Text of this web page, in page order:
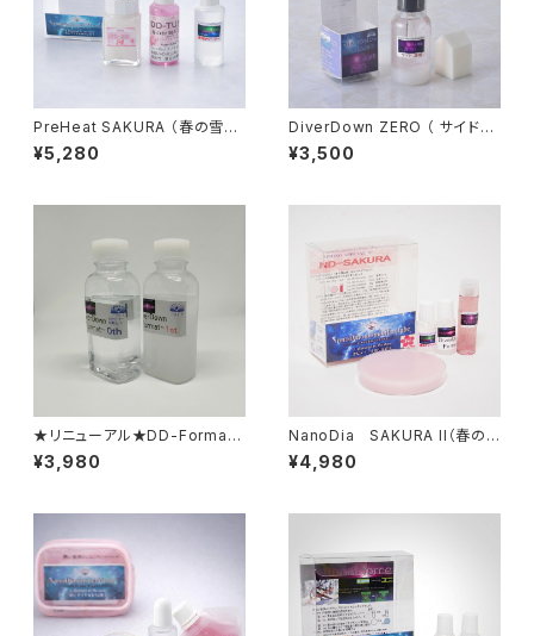
PreHeat SAKURA （春の雪）
【液体化ホット+水性ジェル】
¥5,280
DiverDown ZERO （ サイドル
ーブリキッド） 【サイド エッジ専
用】
¥3,500
★リニューアル★DD-Format
0th/1st【ND専用クリーナー&
新液体ベース】
¥3,980
NanoDia SAKURA II（春の
雪）【ホットワックス+水性ジェ
ル】
¥4,980